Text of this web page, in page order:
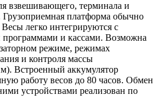
взвешивающего, терминала и
платформа обычно
Весы легко интегрируются с
и кассами. Возможна
режиме, режимах
и контроля массы
Встроенный аккумулятор
работу весов до 80 часов. Обмен
устройствами реализован по